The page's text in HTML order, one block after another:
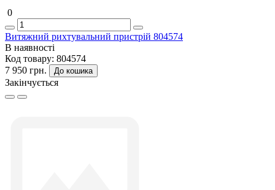
0
Витяжний рихтувальний пристрій 804574
В наявності
Код товару: 804574
7 950 грн.
До кошика
Закінчується